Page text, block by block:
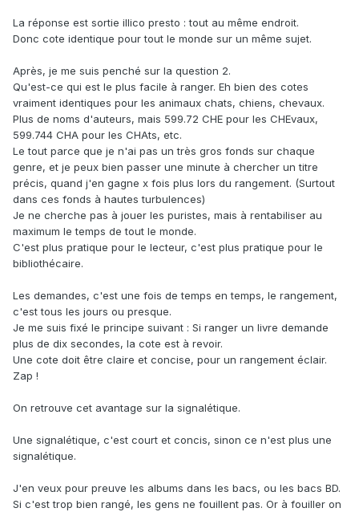
La réponse est sortie illico presto : tout au même endroit.
Donc cote identique pour tout le monde sur un même sujet.
Après, je me suis penché sur la question 2.
Qu'est-ce qui est le plus facile à ranger. Eh bien des cotes
vraiment identiques pour les animaux chats, chiens, chevaux.
Plus de noms d'auteurs, mais 599.72 CHE pour les CHEvaux,
599.744 CHA pour les CHAts, etc.
Le tout parce que je n'ai pas un très gros fonds sur chaque
genre, et je peux bien passer une minute à chercher un titre
précis, quand j'en gagne x fois plus lors du rangement. (Surtout
dans ces fonds à hautes turbulences)
Je ne cherche pas à jouer les puristes, mais à rentabiliser au
maximum le temps de tout le monde.
C'est plus pratique pour le lecteur, c'est plus pratique pour le
bibliothécaire.
Les demandes, c'est une fois de temps en temps, le rangement,
c'est tous les jours ou presque.
Je me suis fixé le principe suivant : Si ranger un livre demande
plus de dix secondes, la cote est à revoir.
Une cote doit être claire et concise, pour un rangement éclair.
Zap !
On retrouve cet avantage sur la signalétique.
Une signalétique, c'est court et concis, sinon ce n'est plus une
signalétique.
J'en veux pour preuve les albums dans les bacs, ou les bacs BD.
Si c'est trop bien rangé, les gens ne fouillent pas. Or à fouiller on